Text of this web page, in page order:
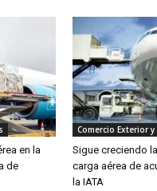
en la
de
Comercio Exterior
Sigue creciendo
carga aérea de
la IATA